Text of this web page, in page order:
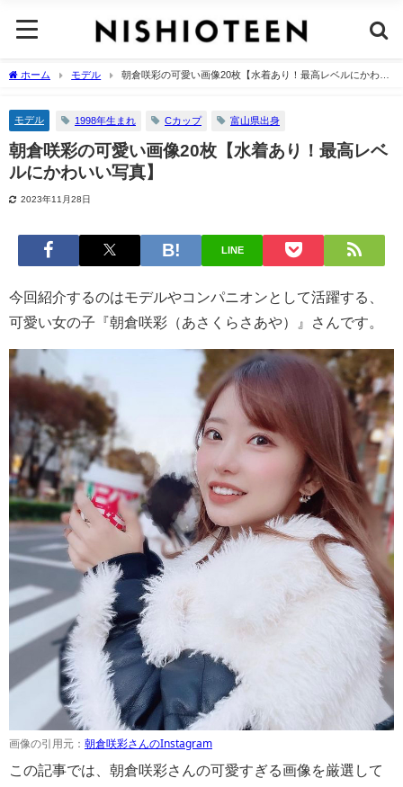
ホーム モデル
朝倉咲彩の可愛い画像20枚【水着あり！最高レベルにかわい
モデル 1998年生まれ Cカップ 富山県出身
朝倉咲彩の可愛い画像20枚【水着あり！最高レベ
ルにかわいい写真】
2023年11月28日
LINE
今回紹介するのはモデルやコンパニオンとして活躍する、
可愛い女の子『朝倉咲彩（あさくらさあや）』さんです。
画像の引用元： 朝倉咲彩さんのInstagram
この記事では、朝倉咲彩さんの可愛すぎる画像を厳選して